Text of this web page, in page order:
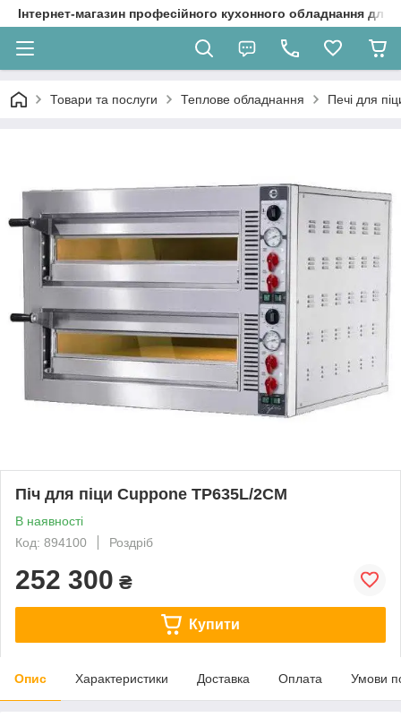
Інтернет-магазин професійного кухонного обладнання
Товари та послуги Теплове обладнання Печі для
Піч для піци Cuppone TP635L/2CM
В наявності
Код: 894100
Роздріб
252 300 ₴
Купити
Опис Характеристики Доставка Оплата Умови